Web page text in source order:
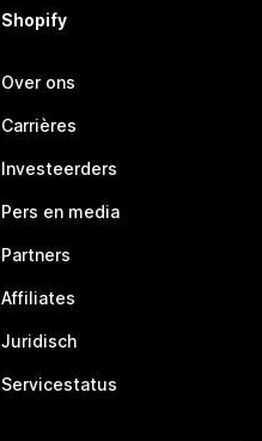
Shopify
Over ons
Carrières
Investeerders
Pers en media
Partners
Affiliates
Juridisch
Servicestatus